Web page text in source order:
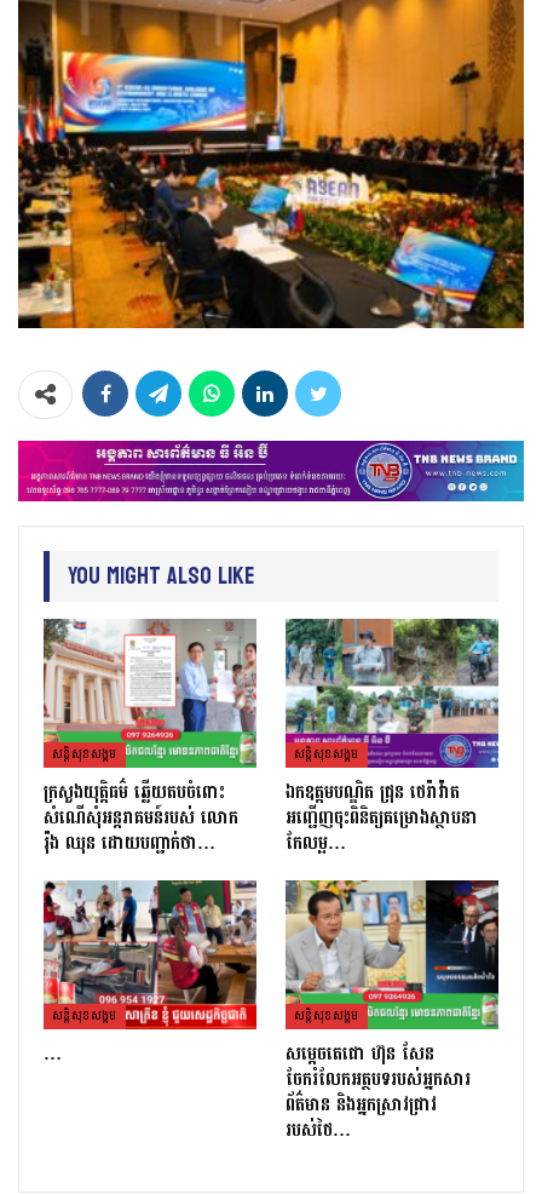
You Might Also Like
សន្តិសុខសង្គម
ក្រសួងយុត្តិធម៌ ឆ្លើយតបចំពោះ
សំណើសុំអន្តរាគមន៍របស់ លោក
រ៉ុង ឈុន ដោយបញ្ជាក់ថា…
សន្តិសុខសង្គម
ឯកឧត្តមបណ្ឌិត ជ្រុន ថេរ៉ាវ៉ាត
អញ្ជើញចុះពិនិត្យគម្រោងស្ថាបនា
កែលម្អ…
សន្តិសុខសង្គម
…
សន្តិសុខសង្គម
សម្តេចតេជោ ហ៊ុន សែន
ចែករំលែកអត្ថបទរបស់អ្នកសារ
ព័ត៌មាន និងអ្នកស្រាវជ្រាវ
របស់ថៃ…